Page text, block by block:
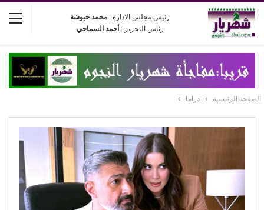
رئيس مجلس الادارة : محمد حبوشة
رئيس التحرير : أحمد السماحي
الصفحة الرئيسية دراما